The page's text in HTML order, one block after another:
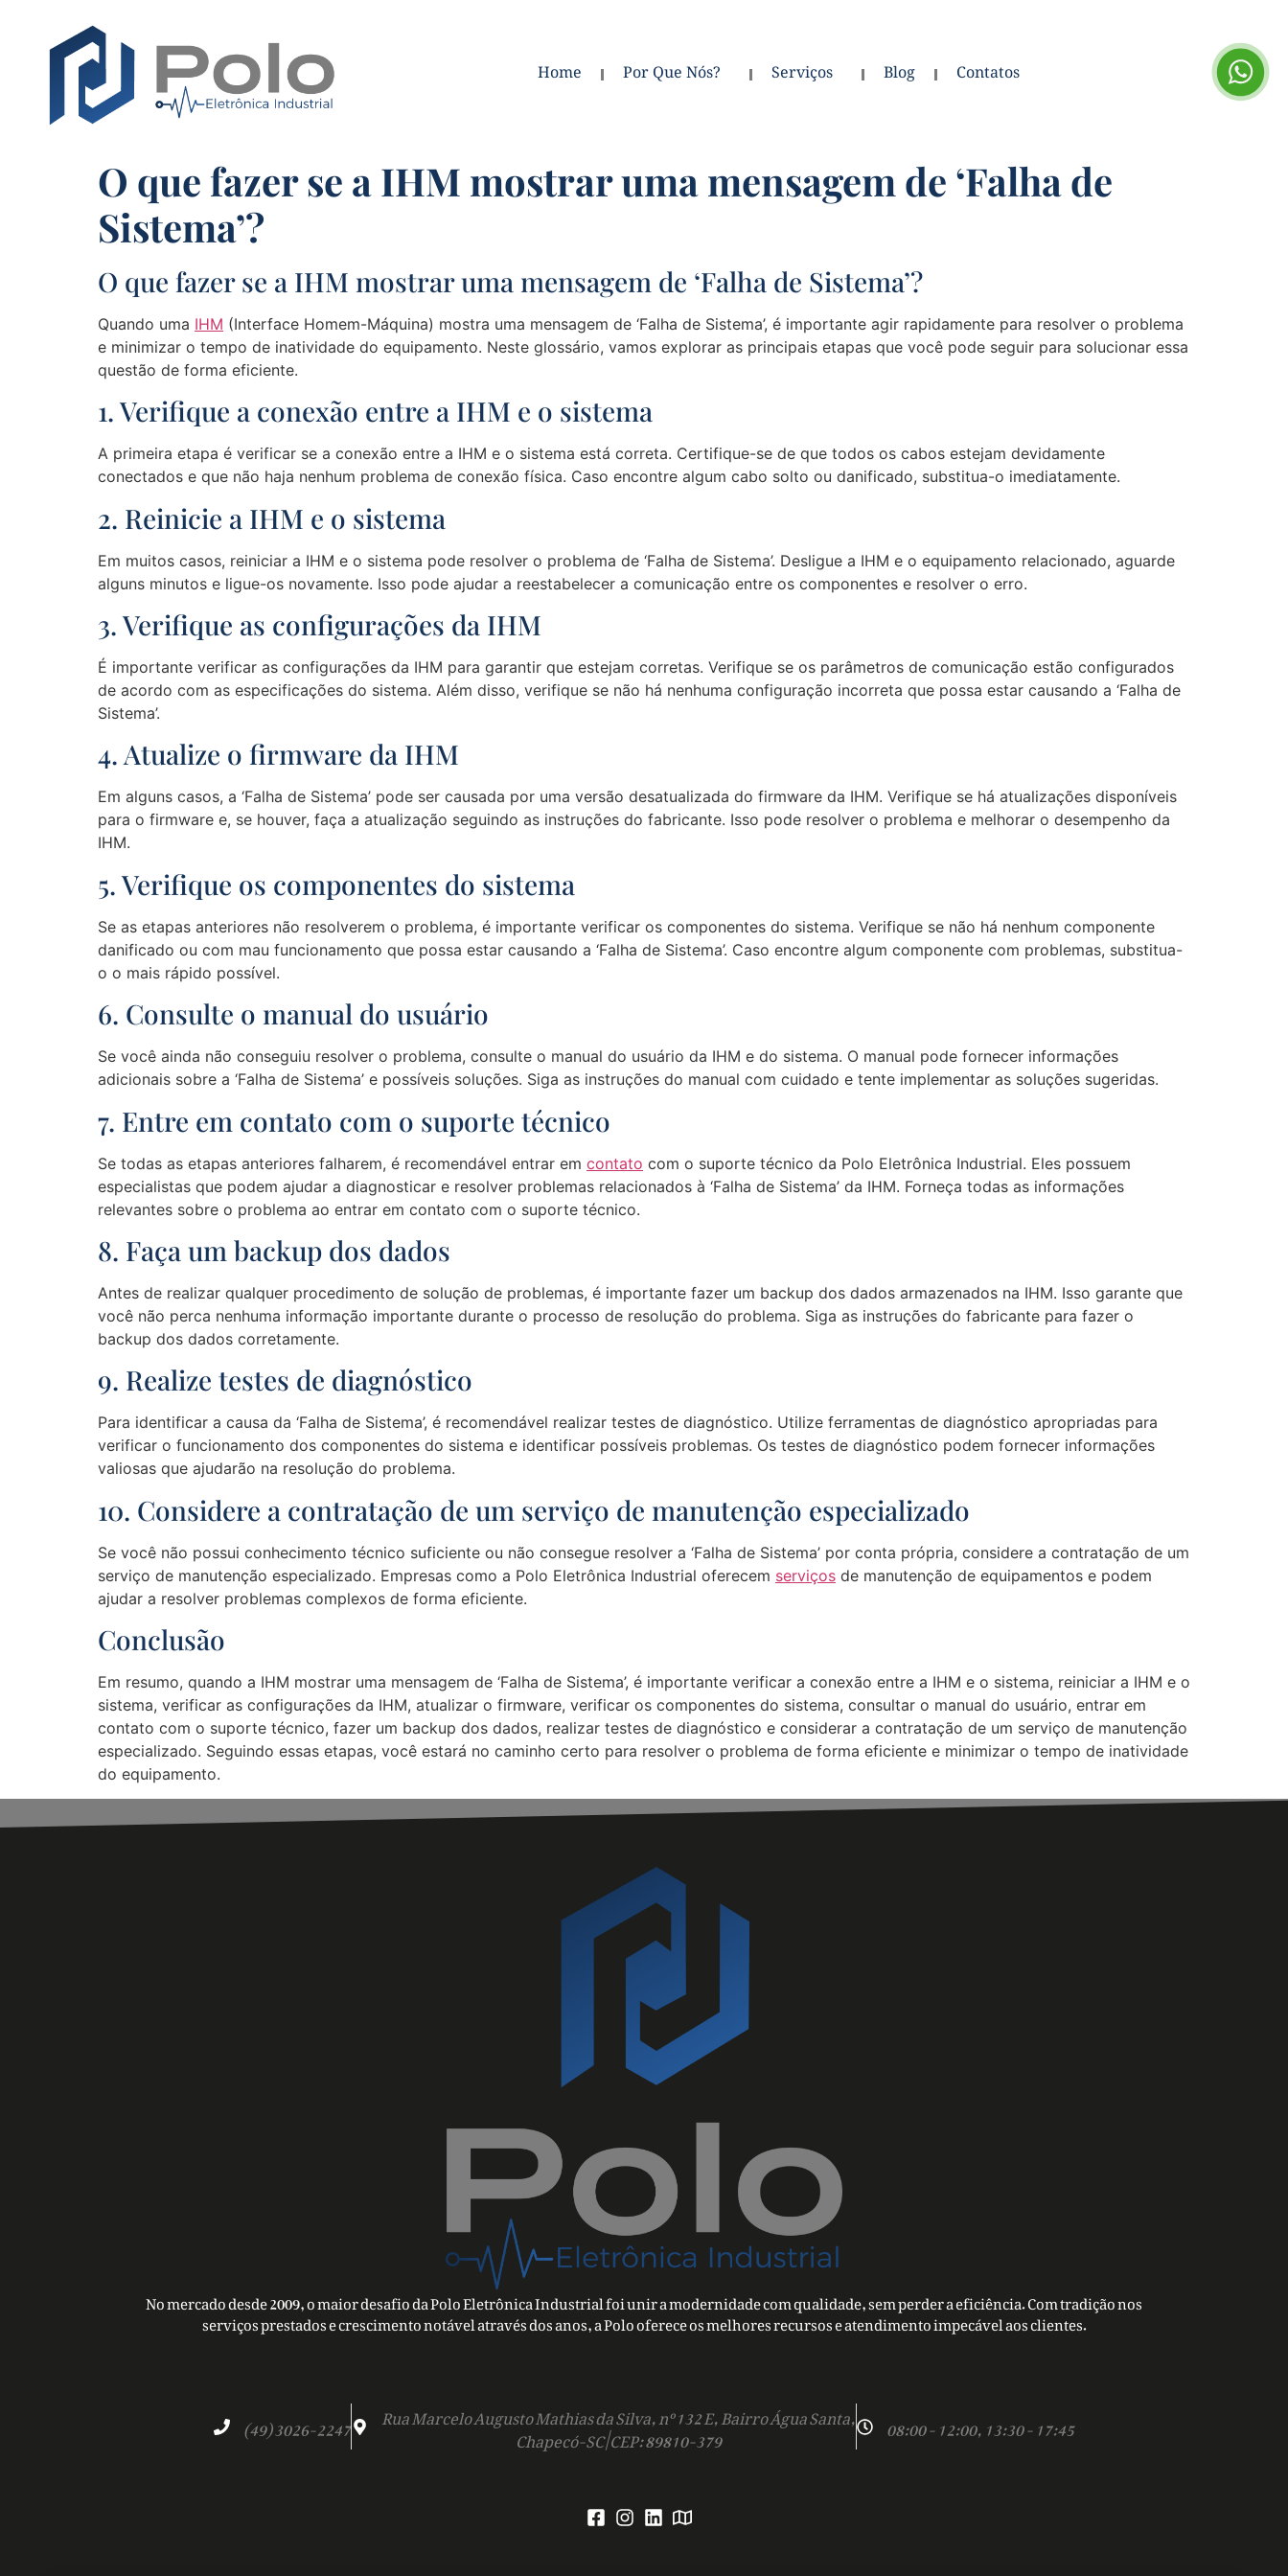
Home Por Que Nós? Serviços Blog Contatos
O que fazer se a IHM mostrar uma mensagem de ‘Falha de
Sistema’?
O que fazer se a IHM mostrar uma mensagem de ‘Falha de Sistema’?
Quando uma IHM (Interface Homem-Máquina) mostra uma mensagem de ‘Falha de Sistema’, é importante agir rapidamente para resolver o problema
e minimizar o tempo de inatividade do equipamento. Neste glossário, vamos explorar as principais etapas que você pode seguir para solucionar essa
questão de forma eficiente.
1. Verifique a conexão entre a IHM e o sistema
A primeira etapa é verificar se a conexão entre a IHM e o sistema está correta. Certifique-se de que todos os cabos estejam devidamente
conectados e que não haja nenhum problema de conexão física. Caso encontre algum cabo solto ou danificado, substitua-o imediatamente.
2. Reinicie a IHM e o sistema
Em muitos casos, reiniciar a IHM e o sistema pode resolver o problema de ‘Falha de Sistema’. Desligue a IHM e o equipamento relacionado, aguarde
alguns minutos e ligue-os novamente. Isso pode ajudar a reestabelecer a comunicação entre os componentes e resolver o erro.
3. Verifique as configurações da IHM
É importante verificar as configurações da IHM para garantir que estejam corretas. Verifique se os parâmetros de comunicação estão configurados
de acordo com as especificações do sistema. Além disso, verifique se não há nenhuma configuração incorreta que possa estar causando a ‘Falha de
Sistema’.
4. Atualize o firmware da IHM
Em alguns casos, a ‘Falha de Sistema’ pode ser causada por uma versão desatualizada do firmware da IHM. Verifique se há atualizações disponíveis
para o firmware e, se houver, faça a atualização seguindo as instruções do fabricante. Isso pode resolver o problema e melhorar o desempenho da
IHM.
5. Verifique os componentes do sistema
Se as etapas anteriores não resolverem o problema, é importante verificar os componentes do sistema. Verifique se não há nenhum componente
danificado ou com mau funcionamento que possa estar causando a ‘Falha de Sistema’. Caso encontre algum componente com problemas, substitua-
o o mais rápido possível.
6. Consulte o manual do usuário
Se você ainda não conseguiu resolver o problema, consulte o manual do usuário da IHM e do sistema. O manual pode fornecer informações
adicionais sobre a ‘Falha de Sistema’ e possíveis soluções. Siga as instruções do manual com cuidado e tente implementar as soluções sugeridas.
7. Entre em contato com o suporte técnico
Se todas as etapas anteriores falharem, é recomendável entrar em contato com o suporte técnico da Polo Eletrônica Industrial. Eles possuem
especialistas que podem ajudar a diagnosticar e resolver problemas relacionados à ‘Falha de Sistema’ da IHM. Forneça todas as informações
relevantes sobre o problema ao entrar em contato com o suporte técnico.
8. Faça um backup dos dados
Antes de realizar qualquer procedimento de solução de problemas, é importante fazer um backup dos dados armazenados na IHM. Isso garante que
você não perca nenhuma informação importante durante o processo de resolução do problema. Siga as instruções do fabricante para fazer o
backup dos dados corretamente.
9. Realize testes de diagnóstico
Para identificar a causa da ‘Falha de Sistema’, é recomendável realizar testes de diagnóstico. Utilize ferramentas de diagnóstico apropriadas para
verificar o funcionamento dos componentes do sistema e identificar possíveis problemas. Os testes de diagnóstico podem fornecer informações
valiosas que ajudarão na resolução do problema.
10. Considere a contratação de um serviço de manutenção especializado
Se você não possui conhecimento técnico suficiente ou não consegue resolver a ‘Falha de Sistema’ por conta própria, considere a contratação de um
serviço de manutenção especializado. Empresas como a Polo Eletrônica Industrial oferecem serviços de manutenção de equipamentos e podem
ajudar a resolver problemas complexos de forma eficiente.
Conclusão
Em resumo, quando a IHM mostrar uma mensagem de ‘Falha de Sistema’, é importante verificar a conexão entre a IHM e o sistema, reiniciar a IHM e o
sistema, verificar as configurações da IHM, atualizar o firmware, verificar os componentes do sistema, consultar o manual do usuário, entrar em
contato com o suporte técnico, fazer um backup dos dados, realizar testes de diagnóstico e considerar a contratação de um serviço de manutenção
especializado. Seguindo essas etapas, você estará no caminho certo para resolver o problema de forma eficiente e minimizar o tempo de inatividade
do equipamento.
No mercado desde 2009, o maior desafio da Polo Eletrônica Industrial foi unir a modernidade com qualidade, sem perder a eficiência. Com tradição nos
serviços prestados e crescimento notável através dos anos, a Polo oferece os melhores recursos e atendimento impecável aos clientes.
(49) 3026-2247 Rua Marcelo Augusto Mathias da Silva, nº 132 E, Bairro Água Santa,
Chapecó-SC | CEP: 89810-379 08:00 - 12:00, 13:30 - 17:45